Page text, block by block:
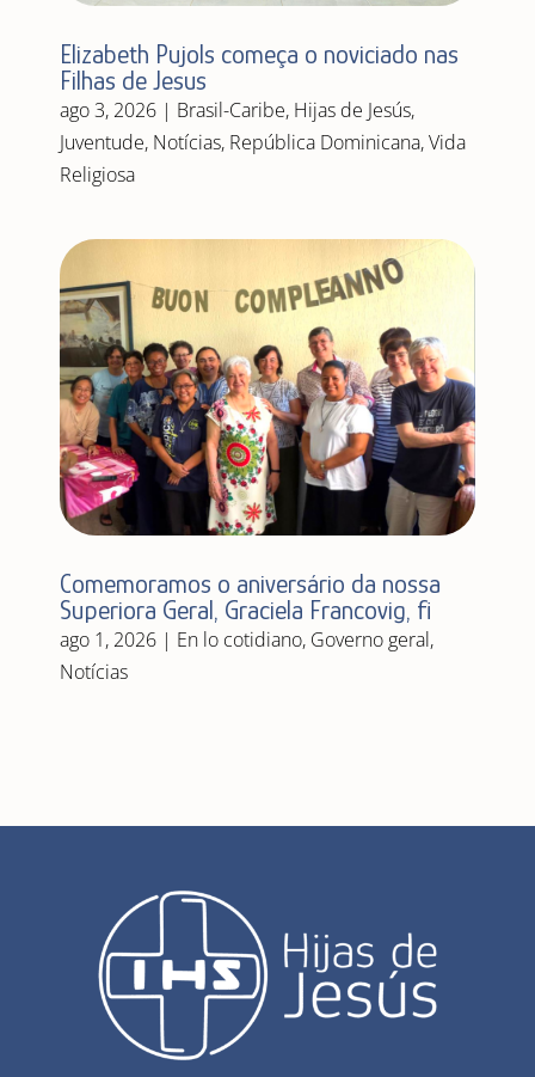
Elizabeth Pujols começa o noviciado nas
Filhas de Jesus
ago 3, 2026| Brasil-Caribe, Hijas de Jesús,
Juventude, Notícias, República Dominicana,Vida
Religiosa
Comemoramos o aniversário da nossa
Superiora Geral, Graciela Francovig, fi
ago 1, 2026| En lo cotidiano, Governo geral,
Notícias